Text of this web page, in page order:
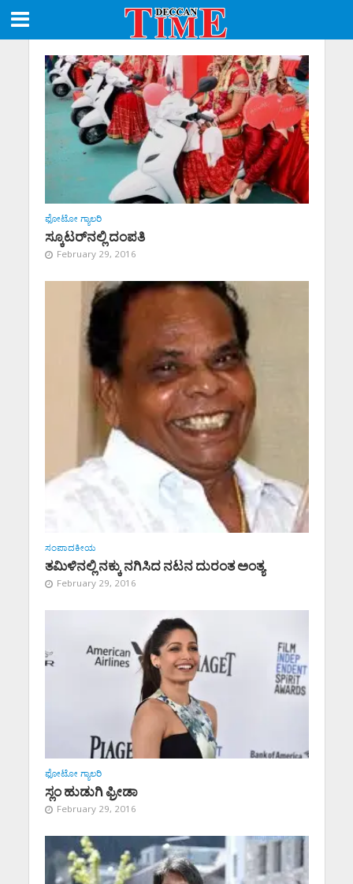
ಫೋಟೋ ಗ್ಯಾಲರಿ
ಸ್ಕೂಟರ್‌ನಲ್ಲಿ ದಂಪತಿ
February 29, 2016
ಸಂಪಾದಕೀಯ
ತಮಿಳಿನಲ್ಲಿ ನಕ್ಕು ನಗಿಸಿದ ನಟನ ದುರಂತ ಅಂತ್ಯ
February 29, 2016
ಫೋಟೋ ಗ್ಯಾಲರಿ
ಸ್ಲಂ ಹುಡುಗಿ ಫ್ರೀಡಾ
February 29, 2016